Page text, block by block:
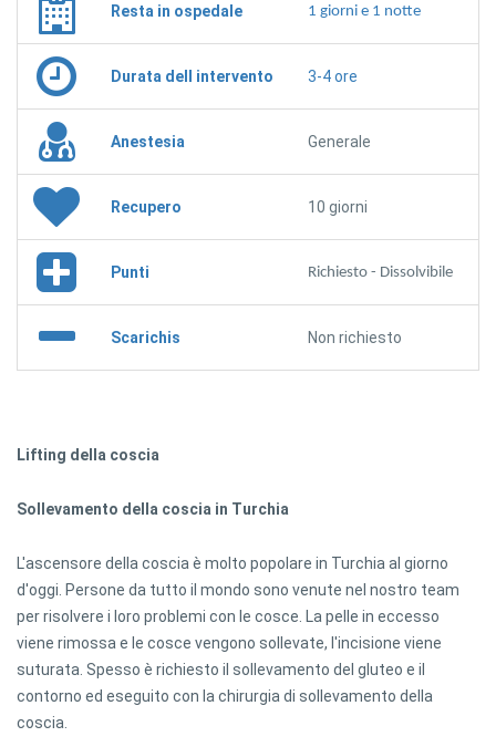
Resta in ospedale 1 giorni e 1 notte
Durata dell intervento 3-4 ore
Anestesia Generale
Recupero 10 giorni
Punti Richiesto - Dissolvibile
Scarichis Non richiesto
Lifting della coscia
Sollevamento della coscia in Turchia
L'ascensore della coscia è molto popolare in Turchia al giorno
d'oggi. Persone da tutto il mondo sono venute nel nostro team
per risolvere i loro problemi con le cosce. La pelle in eccesso
viene rimossa e le cosce vengono sollevate, l'incisione viene
suturata. Spesso è richiesto il sollevamento del gluteo e il
contorno ed eseguito con la chirurgia di sollevamento della
coscia.